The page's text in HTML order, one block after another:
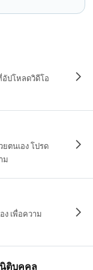
อัปโหลดวิดีโอ
ตนเอง โปรด
ม
ง เพื่อความ
ติบุคคล